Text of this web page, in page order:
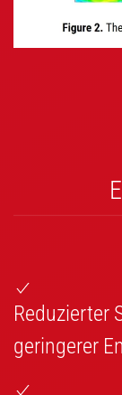
Reduzierter
geringerer